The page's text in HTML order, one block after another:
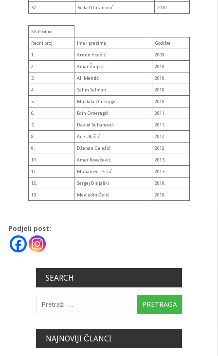
32. Vedad Duranović 2010.
KK Promo
Redni broj Ime i prezime Godište
1. Armin Hodžić 2009.
2. Amar Žuljko 2010.
3. Ali Mehtić 2010.
4. Salim Selman 2010.
5. Mustafa Omeragić 2010.
6. Edin Omeragić 2011.
7. Davud Sultanović 2011.
8. Anes Bašić 2012.
9. Dženan Galešić 2012.
10. Amar Kovačević 2013.
11. Muhamed Terzić 2013.
12. Sergej Dinjaški 2010.
13. Mevludin Čelić 2010.
Podjeli post:
SEARCH
NAJNOVIJI ČLANCI